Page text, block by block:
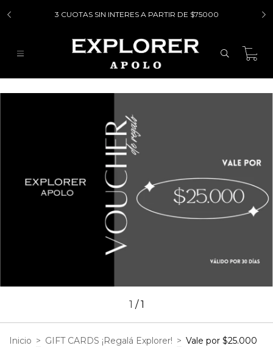
3 CUOTAS SIN INTERES A PARTIR DE $75000
1 /1
Inicio > GIFT CARDS ¡Regalá Explorer! > Vale por $25.000